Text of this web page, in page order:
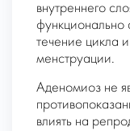
внутреннего
функционально
течение цикла
менструации.
Аденомиоз не
влиять на